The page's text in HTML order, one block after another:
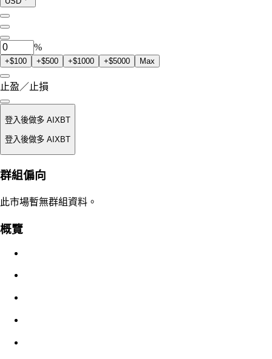
0AIXBT
%
+$100 +$500 +$1000 +$5000 Max
止盈／止損
登入後做多 AIXBT
登入後做多 AIXBT
強平價
不適用
訂單價值
群組偏向
此市場暫無群組資料。
概覽